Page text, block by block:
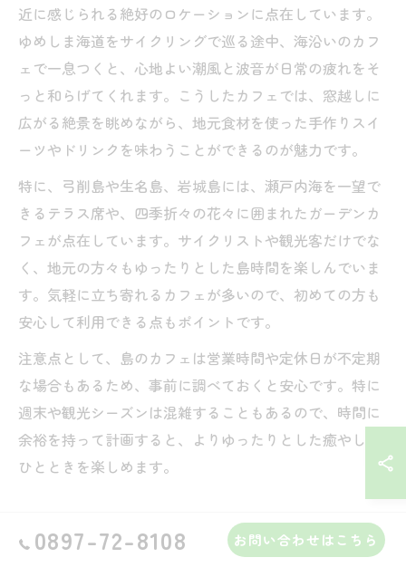
近に感じられる絶好のロケーションに点在しています。
ゆめしま海道をサイクリングで巡る途中、海沿いのカフ
ェで一息つくと、心地よい潮風と波音が日常の疲れをそ
っと和らげてくれます。こうしたカフェでは、窓越しに
広がる絶景を眺めながら、地元食材を使った手作りスイ
ーツやドリンクを味わうことができるのが魅力です。
特に、弓削島や生名島、岩城島には、瀬戸内海を一望で
きるテラス席や、四季折々の花々に囲まれたガーデンカ
フェが点在しています。サイクリストや観光客だけでな
く、地元の方々もゆったりとした島時間を楽しんでいま
す。気軽に立ち寄れるカフェが多いので、初めての方も
安心して利用できる点もポイントです。
注意点として、島のカフェは営業時間や定休日が不定期
な場合もあるため、事前に調べておくと安心です。特に
週末や観光シーズンは混雑することもあるので、時間に
余裕を持って計画すると、よりゆったりとした癒やしの
ひとときを楽しめます。
カフェ文化が育む上島町の新たな楽しみ方
上島町では、カフェが地域コミュニティの交流拠点とし
0897-72-8108 お問い合わせはこちら